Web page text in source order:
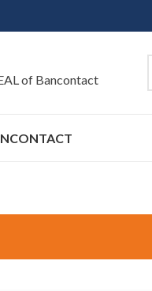
of Bancontact
CONTACT